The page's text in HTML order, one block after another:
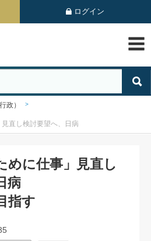
ログイン
政）
見直し検討要望へ、日病
めに仕事」見直し
病
指す